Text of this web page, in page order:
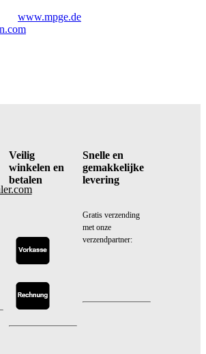
www.mpge.de
Veilig
winkelen en
betalen
Snelle en
gemakkelijke
levering
Gratis verzending
met onze
verzendpartner: